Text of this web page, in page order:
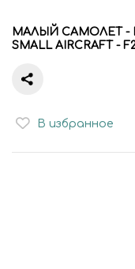
МАЛЫЙ САМОЛЕТ -
SMALL AIRCRAFT -
В избранное